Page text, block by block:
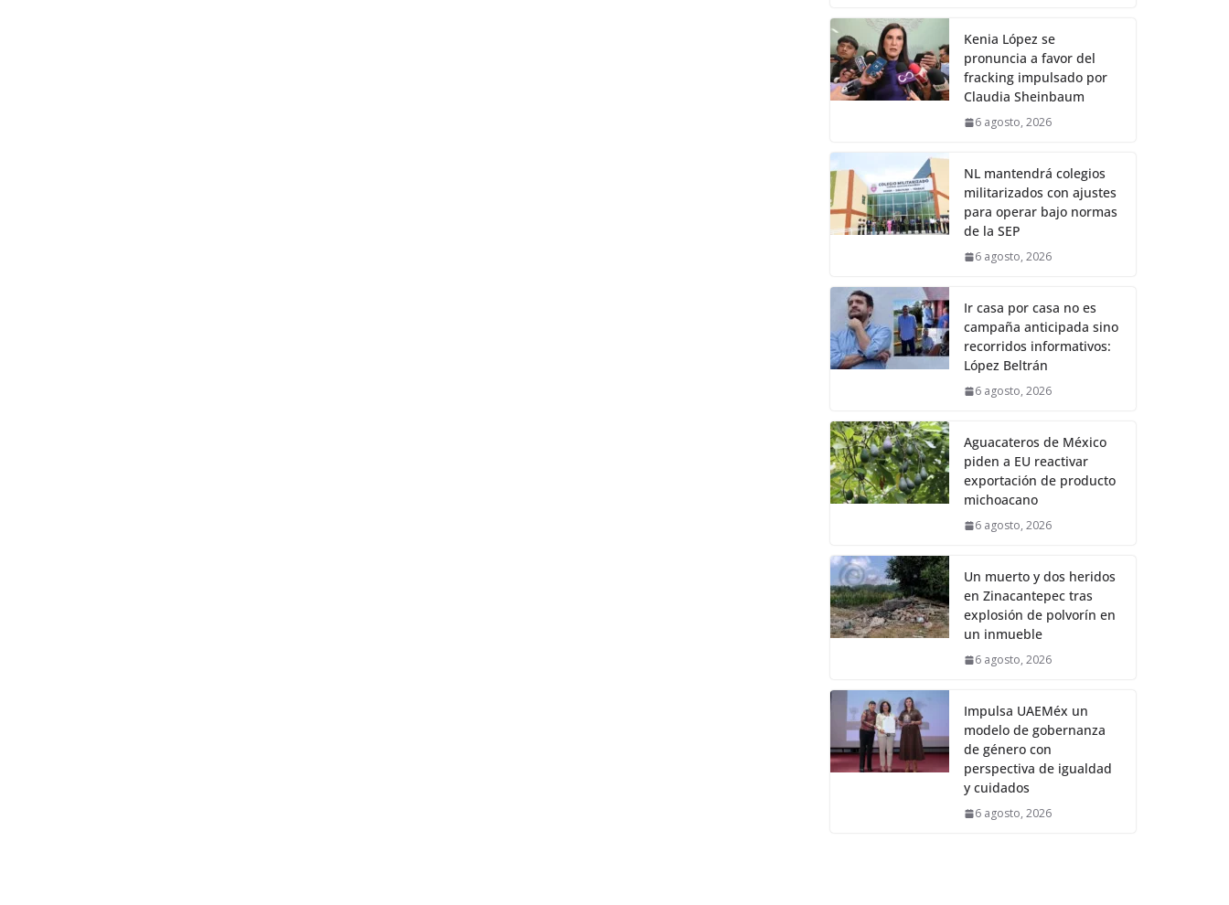
Kenia López se
pronuncia a favor del
fracking impulsado por
Claudia Sheinbaum
6 agosto, 2026
NL mantendrá colegios
militarizados con ajustes
para operar bajo normas
de la SEP
6 agosto, 2026
Ir casa por casa no es
campaña anticipada sino
recorridos informativos:
López Beltrán
6 agosto, 2026
Aguacateros de México
piden a EU reactivar
exportación de producto
michoacano
6 agosto, 2026
Un muerto y dos heridos
en Zinacantepec tras
explosión de polvorín en
un inmueble
6 agosto, 2026
Impulsa UAEMéx un
modelo de gobernanza
de género con
perspectiva de igualdad
y cuidados
6 agosto, 2026